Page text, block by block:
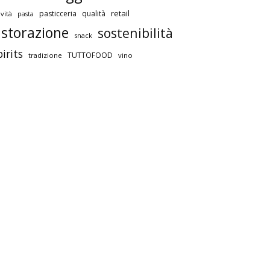
pasta pasticceria qualità retail
snack sostenibilità
tradizione TUTTOFOOD vino